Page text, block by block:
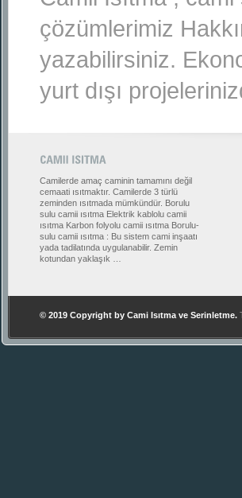
çözümlerimiz
yazabilirsiniz.
yurt dışı
Camilerde amaç caminin tamamını değil
cemaati ısıtmaktır. Camilerde 3 türlü
zeminden ısıtmada mümkündür. Borulu
sulu camii ısıtma Elektrik kablolu camii
ısıtma Karbon folyolu camii ısıtma Borulu-
sulu camii ısıtma : Bu sistem cami inşaatı
yada tadilatında uygulanabilir. Zemin
kotundan yaklaşık …
© 2019 Copyright by Cami Isıtma ve Serinletme.